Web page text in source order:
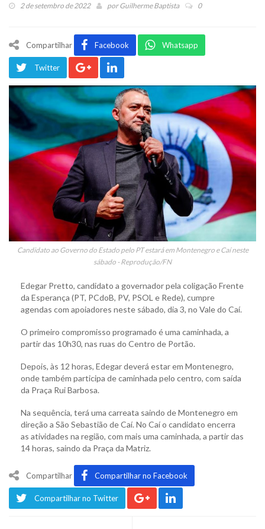
2 de setembro de 2022 porGuilherme Baptista 0
Compartilhar Facebook Whatsapp
Twitter
Candidato ao Governo do Estado pelo PT estará em Montenegro e Caí neste
sábado - Reprodução/FN
Edegar Pretto, candidato a governador pela coligação Frente
da Esperança (PT, PCdoB, PV, PSOL e Rede), cumpre
agendas com apoiadores neste sábado, dia 3, no Vale do Caí.
O primeiro compromisso programado é uma caminhada, a
partir das 10h30, nas ruas do Centro de Portão.
Depois, às 12 horas, Edegar deverá estar em Montenegro,
onde também participa de caminhada pelo centro, com saída
da Praça Rui Barbosa.
Na sequência, terá uma carreata saindo de Montenegro em
direção a São Sebastião de Caí. No Caí o candidato encerra
as atividades na região, com mais uma caminhada, a partir das
14 horas, saindo da Praça da Matriz.
Compartilhar Compartilhar no Facebook
Compartilhar no Twitter